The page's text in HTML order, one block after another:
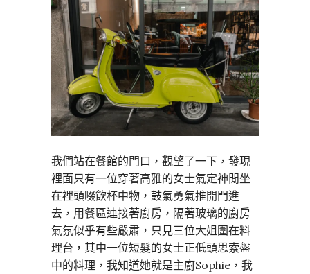
我們站在餐館的門口，觀望了一下，發現
裡面只有一位穿著高雅的女士氣定神閒坐
在裡頭啜飲杯中物，鼓氣勇氣推開門進
去，用餐區連接著廚房，隔著玻璃的廚房
氣氛似乎有些嚴肅，只見三位大姐圍在料
理台，其中一位短髮的女士正低頭思索盤
中的料理，我知道她就是主廚Sophie，我